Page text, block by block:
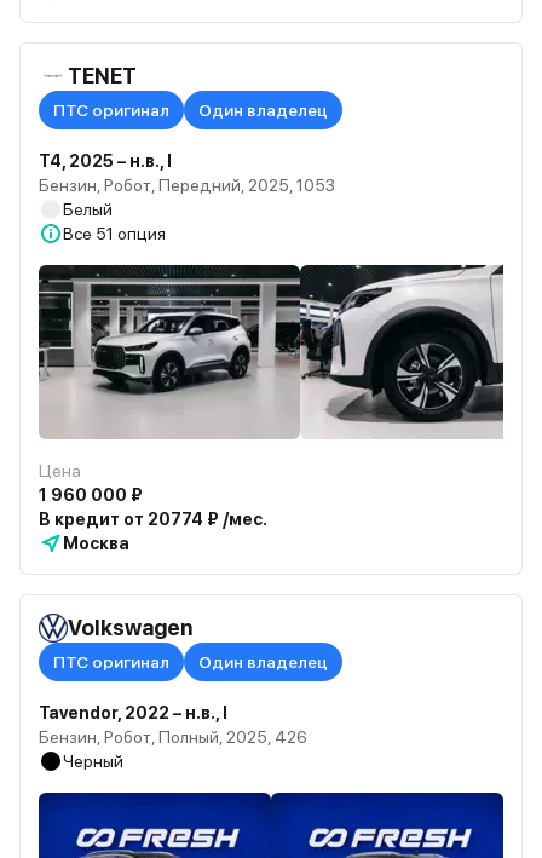
TENET
ПТС оригинал Один владелец
T4, 2025 – н.в., I
Бензин, Робот, Передний, 2025, 1053
Белый
Все 51 опция
Цена
1 960 000 ₽
В кредит от 20774 ₽ /мес.
Москва
Volkswagen
ПТС оригинал Один владелец
Tavendor, 2022 – н.в., I
Бензин, Робот, Полный, 2025, 426
Черный